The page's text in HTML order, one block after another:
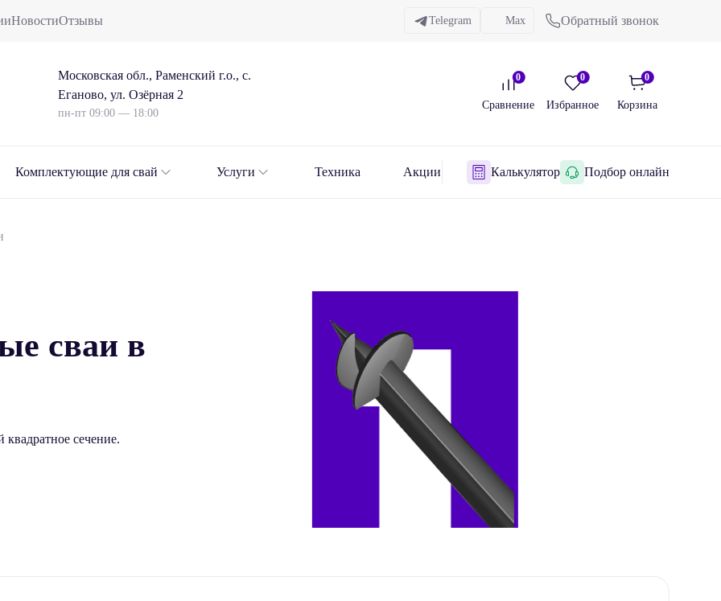
НовостиОтзывы Telegram Max Обратный звонок
Московская обл., Раменский г.о., с.
Еганово, ул. Озёрная 2
пн-пт 09:00 — 18:00
0
Сравнение
0
Избранное
0
Корзина
Комплектующие для свай Услуги Техника Акции Калькулятор Подбор онлайн
сваи в
сечение.